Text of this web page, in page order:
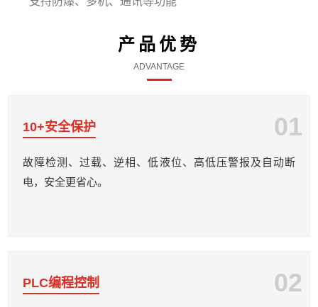
产品优势
ADVANTAGE
10+安全保护 01
故障检测、过载、逆相、低液位、高低压警报及自动断
电，安全更省心。
PLC编程控制 02